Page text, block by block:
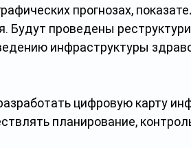
прогнозах,
Будут проведены
инфраструктуры
цифровую карту
планирование,